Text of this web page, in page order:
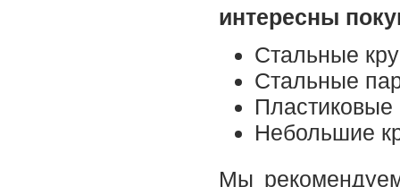
интересны
Стальные
Стальные
Небольшие
Мы